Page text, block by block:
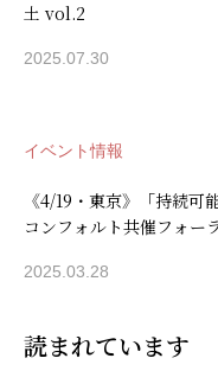
土 vol.2
2025.07.30
イベント情報
《4/19・東京》「持続可
コンフォルト共催フォー
2025.03.28
読まれています